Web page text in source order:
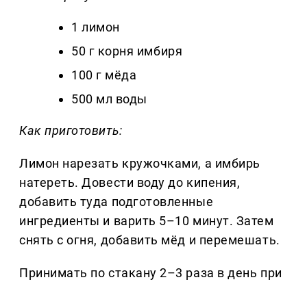
1 лимон
50 г корня имбиря
100 г мёда
500 мл воды
Как приготовить:
Лимон нарезать кружочками, а имбирь
натереть. Довести воду до кипения,
добавить туда подготовленные
ингредиенты и варить 5–10 минут. Затем
снять с огня, добавить мёд и перемешать.
Принимать по стакану 2–3 раза в день при